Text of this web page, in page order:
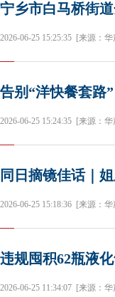
宁乡市白马桥街
2026-06-25 15:25:35 [来源：华
告别“洋快餐套路
2026-06-25 15:24:35 [来源：华
同日摘镜佳话｜
2026-06-25 15:18:36 [来源：华
违规囤积62瓶液
2026-06-25 11:34:07 [来源：华